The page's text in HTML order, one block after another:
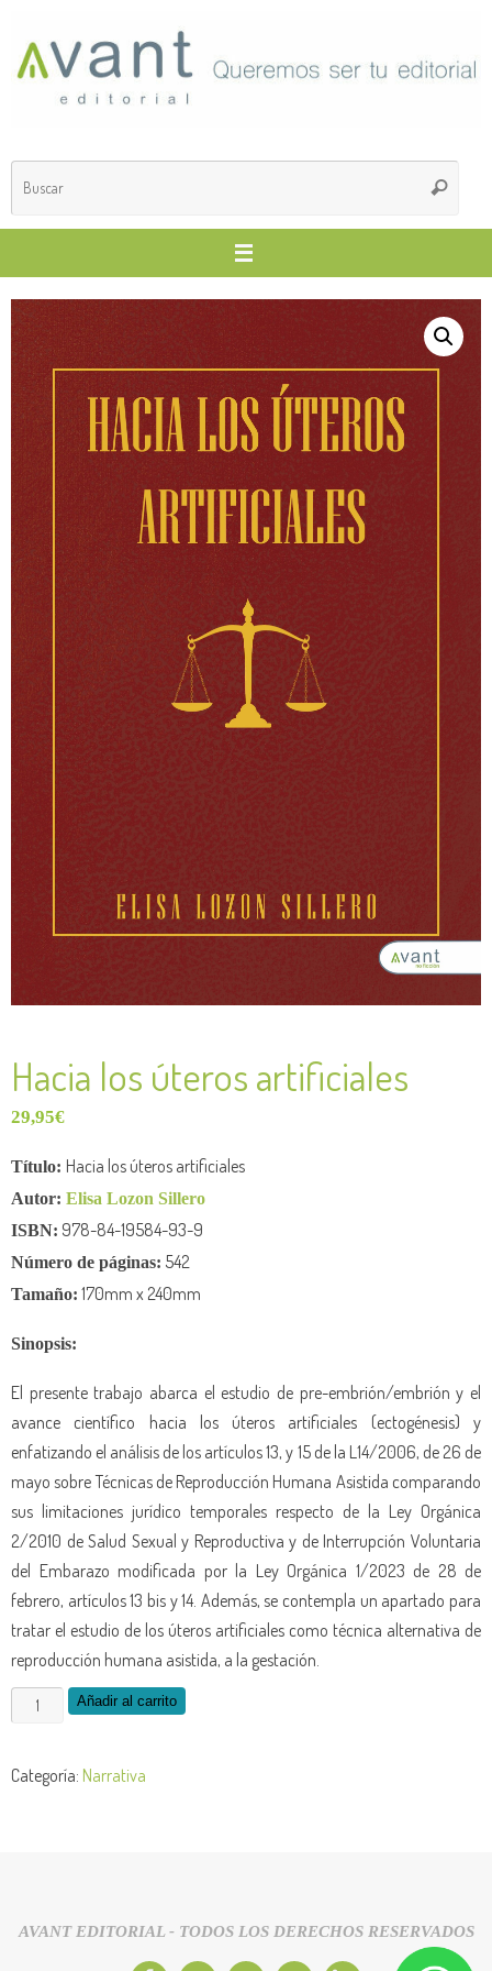
Hacia los úteros artificiales
29,95€
Título: Hacia los úteros artificiales
Autor: Elisa Lozon Sillero
ISBN: 978-84-19584-93-9
Número de páginas: 542
Tamaño: 170mm x 240mm
Sinopsis:
El presente trabajo abarca el estudio de pre-embrión/embrión y el
avance científico hacia los úteros artificiales (ectogénesis) y
enfatizando el análisis de los artículos 13, y 15 de la L14/2006, de 26 de
mayo sobre Técnicas de Reproducción Humana Asistida comparando
sus limitaciones jurídico temporales respecto de la Ley Orgánica
2/2010 de Salud Sexual y Reproductiva y de Interrupción Voluntaria
del Embarazo modificada por la Ley Orgánica 1/2023 de 28 de
febrero, artículos 13 bis y 14. Además, se contempla un apartado para
tratar el estudio de los úteros artificiales como técnica alternativa de
reproducción humana asistida, a la gestación.
Añadir al carrito
Categoría: Narrativa
AVANT EDITORIAL - TODOS LOS DERECHOS RESERVADOS